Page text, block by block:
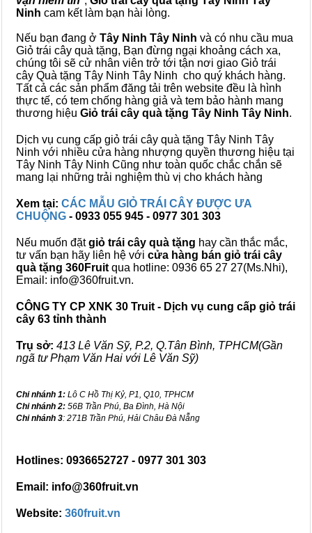
Ninh cam kết làm bạn hài lòng.
Nếu bạn đang ở Tây Ninh Tây Ninh và có nhu cầu mua
Giỏ trái cây quà tặng, Bạn đừng ngại khoảng cách xa,
chúng tôi sẽ cử nhân viên trở tới tận nơi giao Giỏ trái
cây Quà tặng Tây Ninh Tây Ninh cho quý khách hàng.
Tất cả các sản phẩm đăng tải trên website đều là hình
thực tế, có tem chống hàng giả và tem bảo hành mang
thương hiệu Giỏ trái cây quà tặng Tây Ninh Tây Ninh.
Dịch vụ cung cấp giỏ trái cây quà tặng Tây Ninh Tây
Ninh với nhiều cửa hàng nhượng quyền thương hiệu tại
Tây Ninh Tây Ninh Cũng như toàn quốc chắc chắn sẽ
mang lại những trải nghiệm thù vị cho khách hàng
Xem tại: CÁC MẪU GIỎ TRÁI CÂY ĐƯỢC ƯA
CHUỘNG - 0933 055 945 - 0977 301 303
Nếu muốn đặtgiỏ trái cây quà tặng hay cần thắc mắc,
tư vấn bạn hãy liên hệ với cửa hàng bán giỏ trái cây
quà tặng 360Fruit qua hotline: 0936 65 27 27(Ms.Nhi),
Email: info@360fruit.vn.
CÔNG TY CP XNK 30 Truit - Dịch vụ cung cấp giỏ trái
cây 63 tỉnh thành
Trụ sở: 413 Lê Văn Sỹ, P.2, Q.Tân Bình, TPHCM(Gần
ngã tư Phạm Văn Hai với Lê Văn Sỹ)
Chi nhánh 1: Lô C Hồ Thị Kỷ, P1, Q10, TPHCM
Chi nhánh 2: 56B Trần Phú, Ba Đình, Hà Nội
Chi nhánh 3: 271B Trần Phú, Hải Châu Đà Nẵng
Hotlines: 0936652727 - 0977 301 303
Email: info@360fruit.vn
Website: 360fruit.vn